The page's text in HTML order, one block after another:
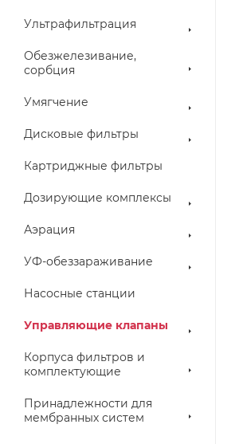
Ультрафильтрация
Обезжелезивание,
сорбция
Умягчение
Дисковые фильтры
Картриджные фильтры
Дозирующие комплексы
Аэрация
УФ-обеззараживание
Насосные станции
Управляющие клапаны
Корпуса фильтров и
комплектующие
Принадлежности для
мембранных систем